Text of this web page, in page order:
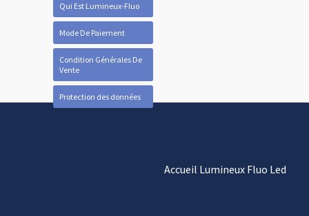
Qui Est Lumineux-Fluo
Mode De Paiement
Condition Générales De
Vente
Protection des données
Accueil Lumineux Fluo Led